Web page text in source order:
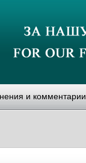
и комментарии